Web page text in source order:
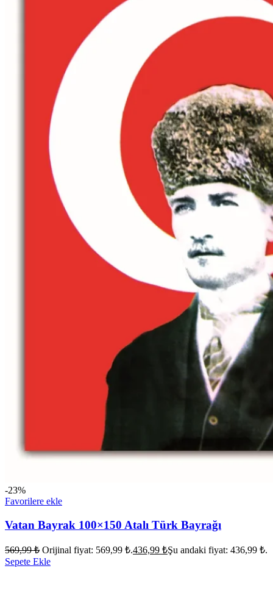
-23%
Favorilere ekle
Vatan Bayrak 100×150 Atalı Türk Bayrağı
569,99₺ Orijinal fiyat: 569,99 ₺.436,99 ₺Şu andaki fiyat: 436,99 ₺.
Sepete Ekle